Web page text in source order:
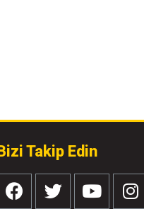
Takip Edin